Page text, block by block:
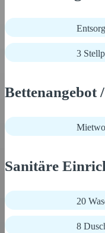
3
Bettenangebot
Sanitäre
20
8